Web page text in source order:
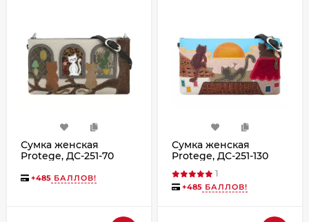
Сумка женская
Protege, ДС-251-70
+485 БАЛЛОВ!
Сумка женская
Protege, ДС-251-130
1
+485 БАЛЛОВ!